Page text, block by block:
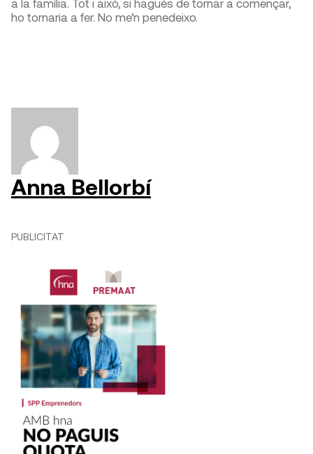
a la família. Tot i això, si hagués de tornar a començar,
ho tornaria a fer. No me’n penedeixo.
Anna Bellorbí
PUBLICITAT